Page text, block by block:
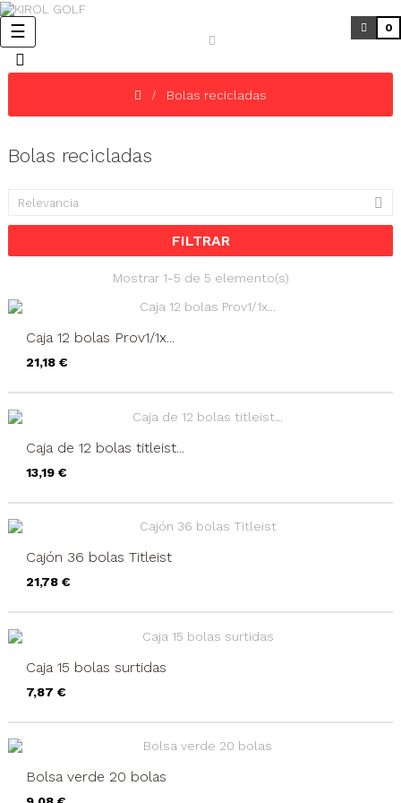
Navegación
de
palanca
☰ 0
Bolas recicladas
Bolas recicladas
Relevancia 
FILTRAR
Mostrar 1-5 de 5 elemento(s)
Caja 12 bolas Prov1/1x...
Precio
21,18 €
Caja de 12 bolas titleist...
Precio
13,19 €
Cajón 36 bolas Titleist
Precio
21,78 €
Caja 15 bolas surtidas
Precio
7,87 €
Bolsa verde 20 bolas